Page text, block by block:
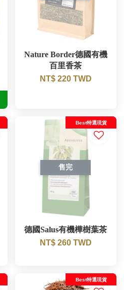
Nature Border德國有機
百里香茶
NT$ 220 TWD
售完
Best特選現貨
德國Salus有機樺樹葉茶
NT$ 260 TWD
Best特選現貨